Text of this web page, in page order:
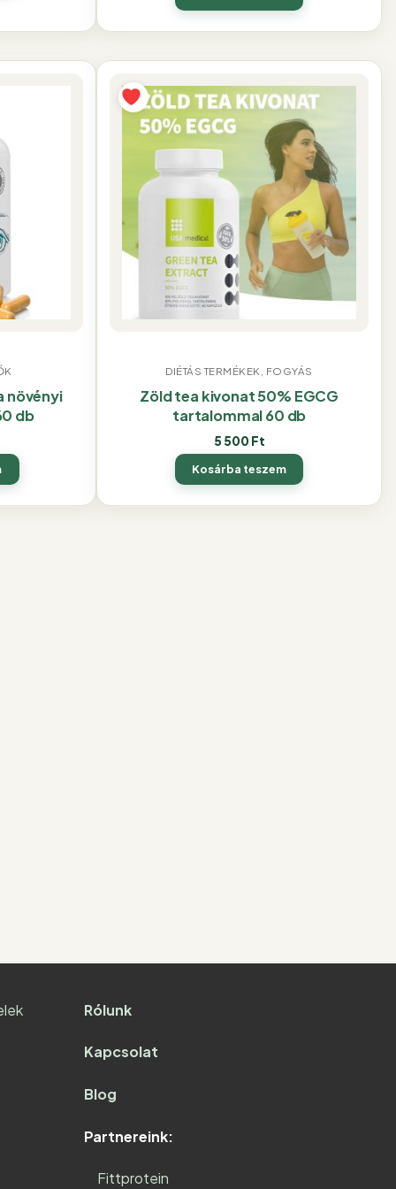
növényi
db
DIÉTÁS TERMÉKEK, FOGYÁS
Zöld tea kivonat 50% EGCG
tartalommal 60 db
5 500 Ft
Kosárba teszem
Rólunk
Kapcsolat
Blog
Partnereink:
Fittprotein